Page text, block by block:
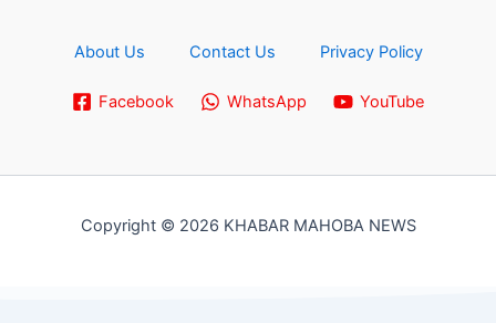
About Us Contact Us Privacy Policy
Facebook WhatsApp YouTube
Copyright © 2026 KHABAR MAHOBA NEWS